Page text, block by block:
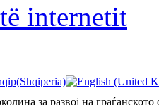
internetit
за развој на